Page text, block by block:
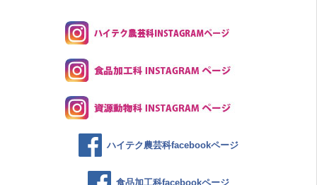
ハイテク農芸科facebookページ
食品加工科facebookページ